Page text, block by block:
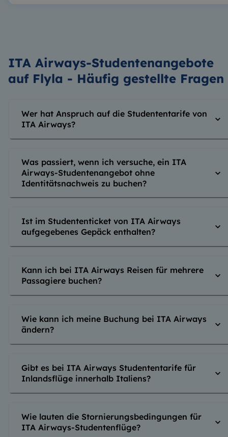
ITA Airways-Studentenangebote
auf Flyla - Häufig gestellte Fragen
Wer hat Anspruch auf die Studententarife von
ITA Airways?
Was passiert, wenn ich versuche, ein ITA
Airways-Studentenangebot ohne
Identitätsnachweis zu buchen?
Ist im Studententicket von ITA Airways
aufgegebenes Gepäck enthalten?
Kann ich bei ITA Airways Reisen für mehrere
Passagiere buchen?
Wie kann ich meine Buchung bei ITA Airways
ändern?
Gibt es bei ITA Airways Studententarife für
Inlandsflüge innerhalb Italiens?
Wie lauten die Stornierungsbedingungen für
ITA Airways-Studentenflüge?